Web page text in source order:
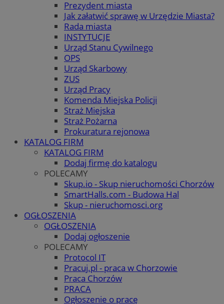
Prezydent miasta
Jak załatwić sprawę w Urzędzie Miasta?
Rada miasta
INSTYTUCJE
Urząd Stanu Cywilnego
OPS
Urząd Skarbowy
ZUS
Urząd Pracy
Komenda Miejska Policji
Straż Miejska
Straż Pożarna
Prokuratura rejonowa
KATALOG FIRM
KATALOG FIRM
Dodaj firmę do katalogu
POLECAMY
Skup.io - Skup nieruchomości Chorzów
SmartHalls.com - Budowa Hal
Skup - nieruchomosci.org
OGŁOSZENIA
OGŁOSZENIA
Dodaj ogłoszenie
POLECAMY
Protocol IT
Pracuj.pl - praca w Chorzowie
Praca Chorzów
PRACA
Ogłoszenie o pracę